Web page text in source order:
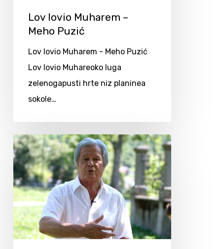
Lov lovio Muharem –
Meho Puzić
Lov lovio Muharem - Meho Puzić
Lov lovio Muhareoko luga
zelenogapusti hrte niz planinea
sokole…